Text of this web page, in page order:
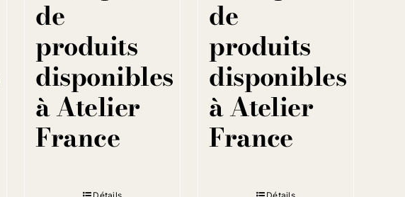
de
produits
disponibles
à Atelier
France
de
produits
disponibles
à Atelier
France